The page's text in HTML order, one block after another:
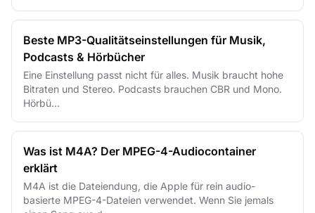
Beste MP3-Qualitätseinstellungen für Musik,
Podcasts & Hörbücher
Eine Einstellung passt nicht für alles. Musik braucht hohe
Bitraten und Stereo. Podcasts brauchen CBR und Mono.
Hörbü...
Was ist M4A? Der MPEG-4-Audio­container
erklärt
M4A ist die Dateiendung, die Apple für rein audio-
basierte MPEG-4-Dateien verwendet. Wenn Sie jemals